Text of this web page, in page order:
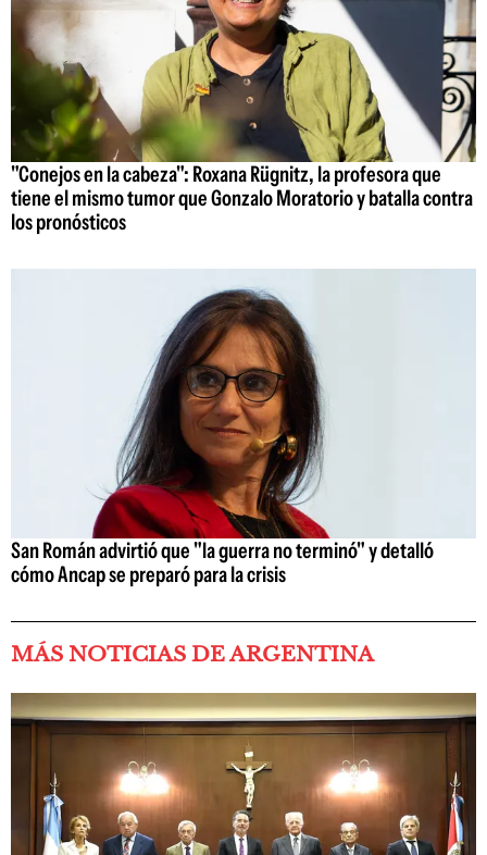
"Conejos en la cabeza": Roxana Rügnitz, la profesora que
tiene el mismo tumor que Gonzalo Moratorio y batalla contra
los pronósticos
San Román advirtió que "la guerra no terminó" y detalló
cómo Ancap se preparó para la crisis
MÁS NOTICIAS DE ARGENTINA